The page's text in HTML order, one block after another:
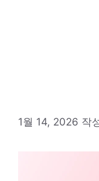
1월 14, 2026 작